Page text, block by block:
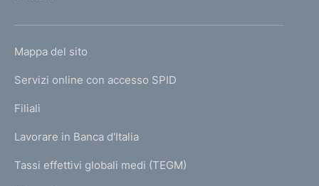
m
e
a
g
L
N
K
T
I
Mappa del sito
Servizi online con accesso SPID
Filiali
Lavorare in Banca d'Italia
Tassi effettivi globali medi (TEGM)